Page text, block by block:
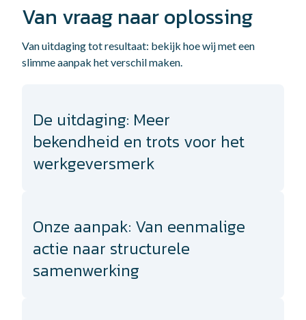
Van vraag naar oplossing
Van uitdaging tot resultaat: bekijk hoe wij met een
slimme aanpak het verschil maken.
De uitdaging: Meer
bekendheid en trots voor het
werkgeversmerk
Onze aanpak: Van eenmalige
actie naar structurele
samenwerking